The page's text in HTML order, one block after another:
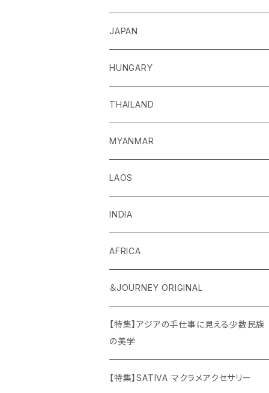
JAPAN
HUNGARY
THAILAND
MYANMAR
LAOS
INDIA
AFRICA
＆JOURNEY ORIGINAL
【特集】アジアの手仕事に見える少数民族
の美学
【特集】SATIVA マクラメアクセサリー